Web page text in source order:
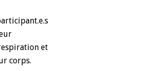
et
corps.